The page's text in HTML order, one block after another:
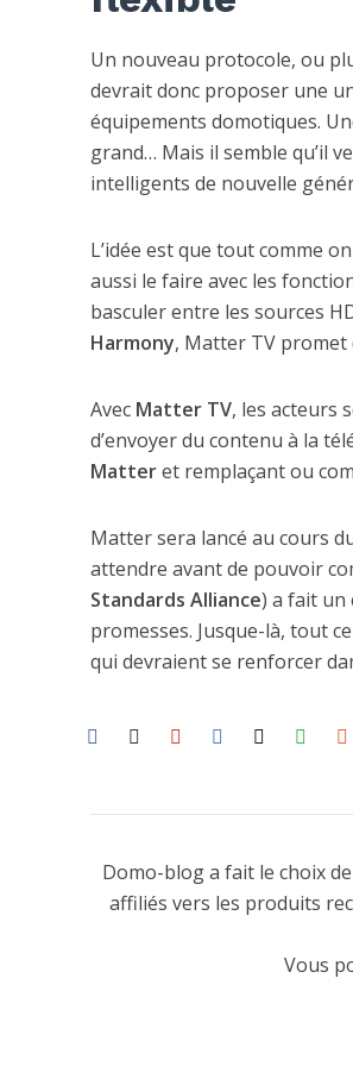
Un nouveau protocole, ou
devrait donc proposer une
équipements domotiques.
grand… Mais il semble qu’il
intelligents de nouvelle
L’idée est que tout comme
aussi le faire avec les
basculer entre les sources
Harmony, Matter TV promet
Avec Matter TV, les acteurs
d’envoyer du contenu à la
Matteret remplaçant ou
Matter sera lancé au cours
attendre avant de pouvoir
Standards Alliance) a fait un
promesses. Jusque-là, tout
qui devraient se renforcer
Domo-blog a fait le choix
affiliés vers les produits
Vous